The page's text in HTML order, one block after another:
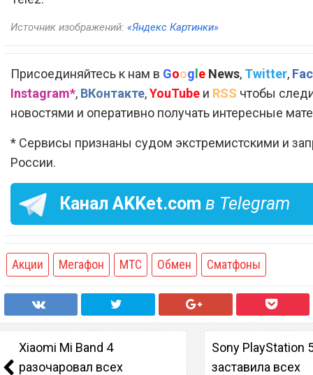
Источник изображений: «Яндекс Картинки»
Присоединяйтесь к нам в Google News, Twitter,
Instagram*, ВКонтакте,YouTube и RSS чтобы
новостями и оперативно получать интересные
* Сервисы признаны судом экстремистскими и
России.
Канал AKKet.com в Telegram
Акции Мегафон МТС Обмен Сматфоны
Xiaomi Mi Band 4
разочаровал всех
Sony PlayStation
заставила всех